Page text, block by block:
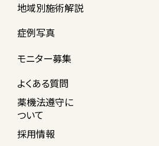
地域別施術解説
症例写真
モニター募集
よくある質問
薬機法遵守に
ついて
採用情報